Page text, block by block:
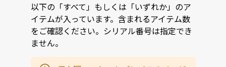
以下の「すべて」もしくは「いずれか」のア
イテムが入っています。含まれるアイテム数
をご確認ください。シリアル番号は指定でき
ません。